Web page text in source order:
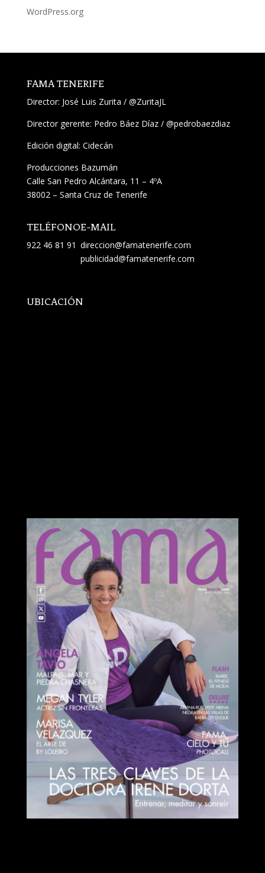
WordPress.org
FAMA TENERIFE
Director: José Luis Zurita / @ZuritaJL
Director gerente: Pedro Báez Díaz / @pedrobaezdiaz
Edición digital: Cidecán
Producciones Bazumán
Calle San Pedro Alcántara, 11 – 4ºA
38002 – Santa Cruz de Tenerife
TELÉFONO
922 46 81 91
E-MAIL
direccion@famatenerife.com
publicidad@famatenerife.com
UBICACIÓN